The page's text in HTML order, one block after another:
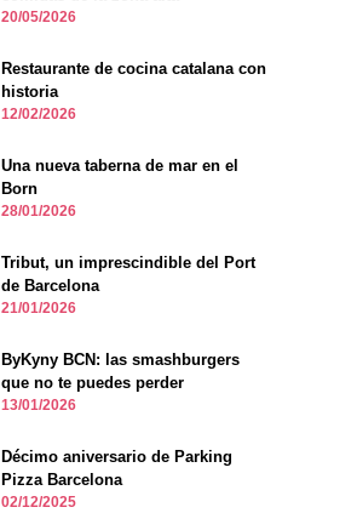
20/05/2026
Restaurante de cocina catalana con
historia
12/02/2026
Una nueva taberna de mar en el
Born
28/01/2026
Tribut, un imprescindible del Port
de Barcelona
21/01/2026
ByKyny BCN: las smashburgers
que no te puedes perder
13/01/2026
Décimo aniversario de Parking
Pizza Barcelona
02/12/2025